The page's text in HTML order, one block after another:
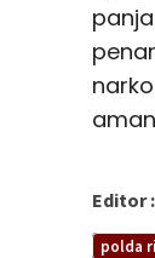
Editor :
polda